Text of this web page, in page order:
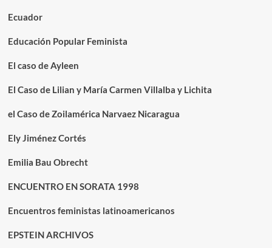
Ecuador
Educación Popular Feminista
El caso de Ayleen
El Caso de Lilian y María Carmen Villalba y Lichita
el Caso de Zoilamérica Narvaez Nicaragua
Ely Jiménez Cortés
Emilia Bau Obrecht
ENCUENTRO EN SORATA 1998
Encuentros feministas latinoamericanos
EPSTEIN ARCHIVOS